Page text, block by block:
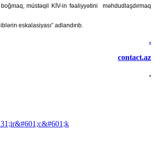
müstəqil KİV-in fəaliyyətini məhdudlaşdırmaq
eskalasiyası” adlandırıb.
.
contact.az
.